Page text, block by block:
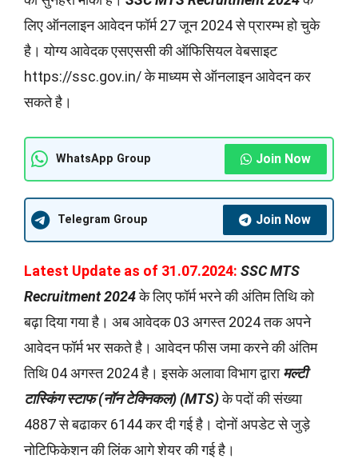
लिए ऑनलाइन आवेदन फॉर्म 27 जून 2024 से प्रारम्भ हो चुके
है। योग्य आवेदक एसएससी की ऑफिसियल वेबसाइट
https://ssc.gov.in/ के माध्यम से ऑनलाइन आवेदन कर
सकते है।
WhatsApp Group Join Now
Telegram Group Join Now
Latest Update as of 31.07.2024: SSC MTS
Recruitment 2024के लिए फॉर्म भरने की अंतिम तिथि को
बढ़ा दिया गया है। अब आवेदक 03 अगस्त 2024 तक अपने
आवेदन फॉर्म भर सकते है। आवेदन फीस जमा करने की अंतिम
तिथि 04 अगस्त 2024 है। इसके अलावा विभाग द्वारामल्टी
टास्किंग स्टाफ (नॉन टेक्निकल) (MTS)के पदों की संख्या
4887 से बढाकर 6144 कर दी गई है। दोनों अपडेट से जुड़े
नोटिफिकेशन की लिंक आगे शेयर की गई है।